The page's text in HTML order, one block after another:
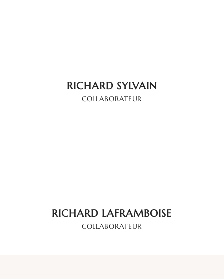
RICHARD SYLVAIN
COLLABORATEUR
RICHARD LAFRAMBOISE
COLLABORATEUR